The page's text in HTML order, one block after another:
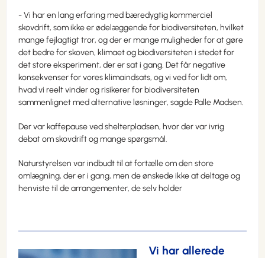
- Vi har en lang erfaring med bæredygtig kommerciel
skovdrift, som ikke er ødelæggende for biodiversiteten, hvilket
mange fejlagtigt tror, og der er mange muligheder for at gøre
det bedre for skoven, klimaet og biodiversiteten i stedet for
det store eksperiment, der er sat i gang. Det får negative
konsekvenser for vores klimaindsats, og vi ved for lidt om,
hvad vi reelt vinder og risikerer for biodiversiteten
sammenlignet med alternative løsninger, sagde Palle Madsen.
Der var kaffepause ved shelterpladsen, hvor der var ivrig
debat om skovdrift og mange spørgsmål.
Naturstyrelsen var indbudt til at fortælle om den store
omlægning, der er i gang, men de ønskede ikke at deltage og
henviste til de arrangementer, de selv holder
Vi har allerede